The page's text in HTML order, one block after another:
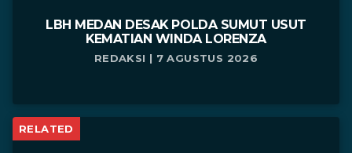
LBH MEDAN DESAK POLDA SUMUT USUT
KEMATIAN WINDA LORENZA
REDAKSI | 7 AGUSTUS 2026
RELATED